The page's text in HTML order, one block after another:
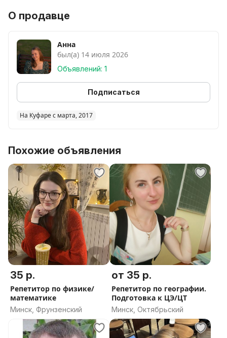
песни и подкасты, смотреть Ютуб и сериалы, и все
Если ты ХОЧЕШЬ вспомнить, подтянуть, выучить с
нуля английский ЯЗЫК - пробное занятие
БЕСПЛАТНО. преподаю больше 5 лет.
СО МНОЙ ТЫ ВЛЮБИШЬСЯ В АНГЛИЙСКИЙ.
ставлю высокую планку и достигаю её вместе с
тобой!
*стоимость за пробный урок
О продавце
Анна
был(а) 14 июля 2026
Объявлений: 1
Подписаться
На Куфаре с марта, 2017
Похожие объявления
35 р.
Репетитор по физике/
математике
Минск, Фрунзенский
от 35 р.
Репетитор по географии.
Подготовка к ЦЭ/ЦТ
Минск, Октябрьский